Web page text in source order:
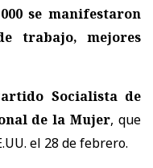
se manifestaron
trabajo, mejores
Socialista de
de la Mujer, que
el 28 de febrero.